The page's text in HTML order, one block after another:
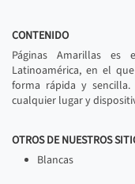
CONTENIDO
Páginas Amarillas es
Latinoamérica, en el
forma rápida y sencilla.
cualquier lugar y
OTROS DE NUESTROS
Blancas